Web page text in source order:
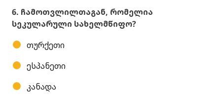
6. ჩამოთვლილთაგან, რომელია
სეკულარული სახელმწიფო?
თურქეთი
ესპანეთი
კანადა